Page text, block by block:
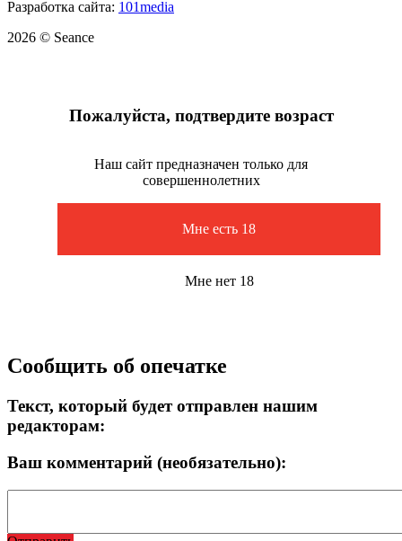
Разработка сайта: 101media
2026 © Seance
Пожалуйста, подтвердите возраст
Наш сайт предназначен только для
совершеннолетних
Мне есть 18
Мне нет 18
Сообщить об опечатке
Текст, который будет отправлен нашим
редакторам:
Ваш комментарий (необязательно):